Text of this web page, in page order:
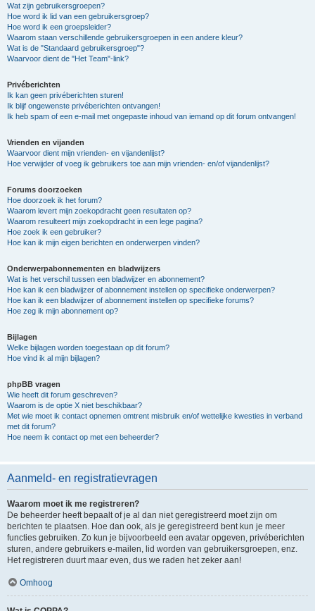
Wat zijn gebruikersgroepen?
Hoe word ik lid van een gebruikersgroep?
Hoe word ik een groepsleider?
Waarom staan verschillende gebruikersgroepen in een andere kleur?
Wat is de "Standaard gebruikersgroep"?
Waarvoor dient de "Het Team"-link?
Privéberichten
Ik kan geen privéberichten sturen!
Ik blijf ongewenste privéberichten ontvangen!
Ik heb spam of een e-mail met ongepaste inhoud van iemand op dit forum ontvangen!
Vrienden en vijanden
Waarvoor dient mijn vrienden- en vijandenlijst?
Hoe verwijder of voeg ik gebruikers toe aan mijn vrienden- en/of vijandenlijst?
Forums doorzoeken
Hoe doorzoek ik het forum?
Waarom levert mijn zoekopdracht geen resultaten op?
Waarom resulteert mijn zoekopdracht in een lege pagina?
Hoe zoek ik een gebruiker?
Hoe kan ik mijn eigen berichten en onderwerpen vinden?
Onderwerpabonnementen en bladwijzers
Wat is het verschil tussen een bladwijzer en abonnement?
Hoe kan ik een bladwijzer of abonnement instellen op specifieke onderwerpen?
Hoe kan ik een bladwijzer of abonnement instellen op specifieke forums?
Hoe zeg ik mijn abonnement op?
Bijlagen
Welke bijlagen worden toegestaan op dit forum?
Hoe vind ik al mijn bijlagen?
phpBB vragen
Wie heeft dit forum geschreven?
Waarom is de optie X niet beschikbaar?
Met wie moet ik contact opnemen omtrent misbruik en/of wettelijke kwesties in verband
met dit forum?
Hoe neem ik contact op met een beheerder?
Aanmeld- en registratievragen
Waarom moet ik me registreren?
De beheerder heeft bepaalt of je al dan niet geregistreerd moet zijn om
berichten te plaatsen. Hoe dan ook, als je geregistreerd bent kun je meer
functies gebruiken. Zo kun je bijvoorbeeld een avatar opgeven, privéberichten
sturen, andere gebruikers e-mailen, lid worden van gebruikersgroepen, enz.
Het registreren duurt maar even, dus we raden het zeker aan!
Omhoog